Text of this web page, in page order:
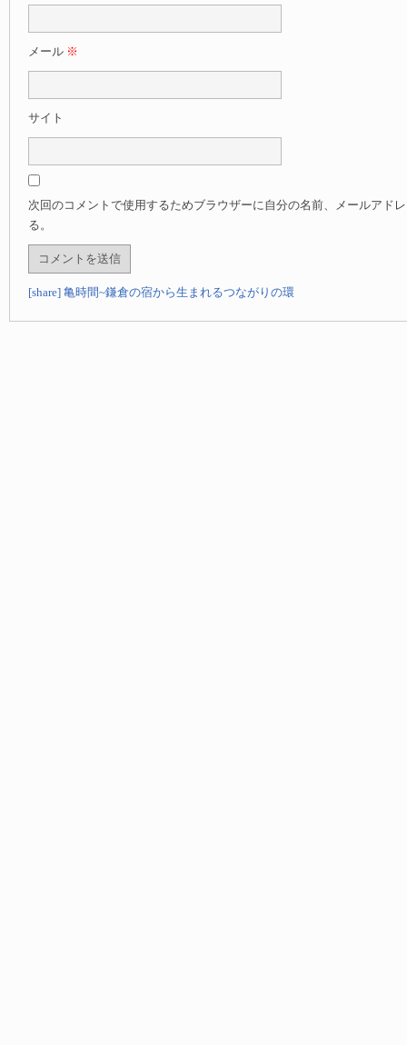
メール ※
サイト
次回のコメントで使用するためブラウザーに自分の名前、メールアド
る。
[share] 亀時間~鎌倉の宿から生まれるつながりの環